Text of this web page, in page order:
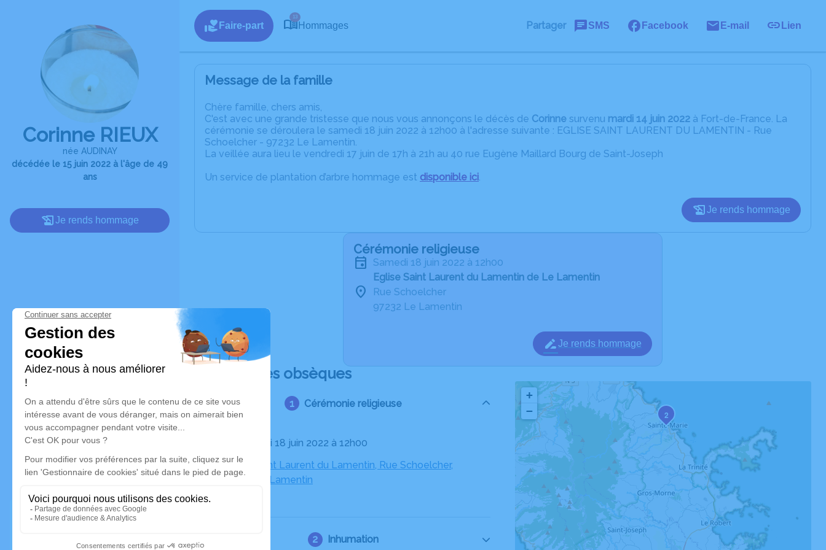
Corinne RIEUX
née AUDINAY
décédée le 15 juin 2022 à l'âge de 49
ans
Je rends hommage
Faire-part
13
Hommages Partager SMS Facebook E-mail Lien
Message de la famille
Chère famille, chers amis,
C'est avec une grande tristesse que nous vous annonçons le décès de Corinne survenu mardi 14 juin 2022 à Fort-de-France. La
cérémonie se déroulera le samedi 18 juin 2022 à 12h00 à l'adresse suivante : EGLISE SAINT LAURENT DU LAMENTIN - Rue
Schoelcher - 97232 Le Lamentin.
La veillée aura lieu le vendredi 17 juin de 17h à 21h au 40 rue Eugène Maillard Bourg de Saint-Joseph
Un service de plantation d’arbre hommage est disponible ici.
Je rends hommage
Cérémonie religieuse
samedi 18 juin 2022 à 12h00
Eglise Saint Laurent du Lamentin de Le Lamentin
Rue Schoelcher
97232 Le Lamentin
Je rends hommage
Déroulé des obsèques
Cérémonie religieuse
Le samedi 18 juin 2022 à 12h00
Eglise Saint Laurent du Lamentin, Rue Schoelcher,
97232 Le Lamentin
Inhumation
2
+
−